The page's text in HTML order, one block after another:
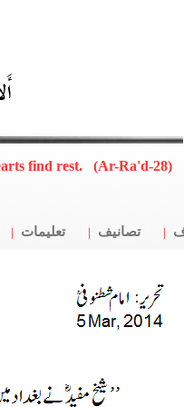
find rest. (Ar-Ra'd-28)
تصانیف تعلیمات